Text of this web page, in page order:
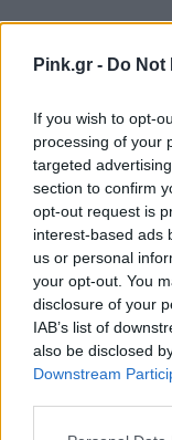
Pink.gr - Do
If you wish to opt-
processing of your
targeted
section to confirm
opt-out request is
interest-based ads
us or personal
your opt-out. You
disclosure of your
IAB’s list of
also be disclosed
Downstream
μάθετε πρώτοι